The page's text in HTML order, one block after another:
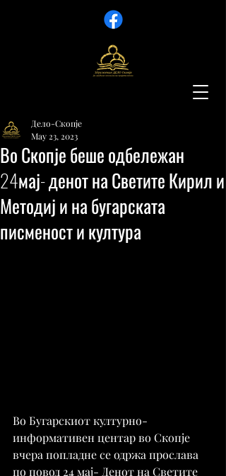
Во Скопје беше одбележан
24мај- денот на Светите Кирил и
Методиј и на бугарската
писменост и култура
Дело-Скопје
May 23, 2023
Во Бугарскиот културно-
информативен центар во Скопје
вчера попладне се одржа прослава
по повод 24 мај- Денот на Светите